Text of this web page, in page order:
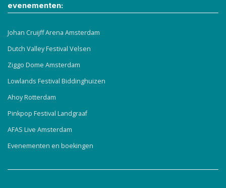
evenementen:
Johan Cruijff Arena Amsterdam
Dutch Valley Festival Velsen
Ziggo Dome Amsterdam
Lowlands Festival Biddinghuizen
Ahoy Rotterdam
Pinkpop Festival Landgraaf
AFAS Live Amsterdam
Evenementen en boekingen